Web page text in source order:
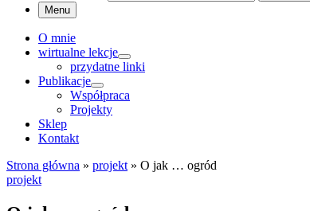
Menu
O mnie
wirtualne lekcje
przydatne linki
Publikacje
Współpraca
Projekty
Sklep
Kontakt
Strona główna » projekt » O jak … ogród
projekt